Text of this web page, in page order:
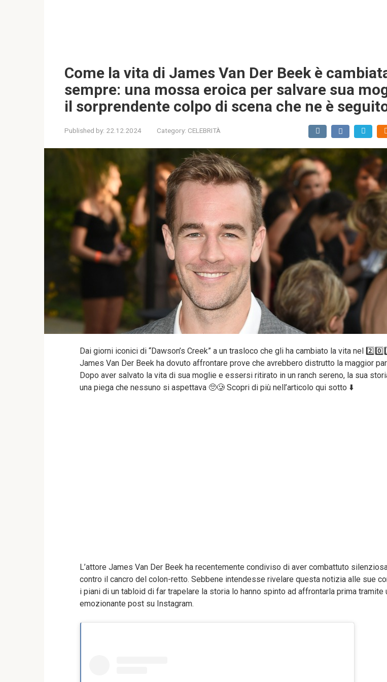
Come la vita di James Van Der Beek è
sempre: una mossa eroica per salvare sua
il sorprendente colpo di scena che ne è
Published by: 22.12.2024 Category: CELEBRITÀ
Dai giorni iconici di “Dawson’s Creek” a un trasloco che gli ha cambiato la vita nel
James Van Der Beek ha dovuto affrontare prove che avrebbero distrutto la maggior
Dopo aver salvato la vita di sua moglie e essersi ritirato in un ranch sereno, la sua
una piega che nessuno si aspettava 🥺🥲 Scopri di più nell’articolo qui sotto ⬇️
L’attore James Van Der Beek ha recentemente condiviso di aver combattuto
contro il cancro del colon-retto. Sebbene intendesse rivelare questa notizia alle sue
i piani di un tabloid di far trapelare la storia lo hanno spinto ad affrontarla prima tramite
emozionante post su Instagram.